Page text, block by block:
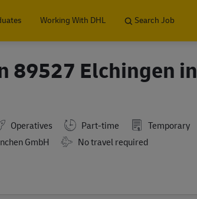
Working With DHL Search Job
Elchingen in
Operatives Part-time
Temporary
GmbH Travel Required
No travel required